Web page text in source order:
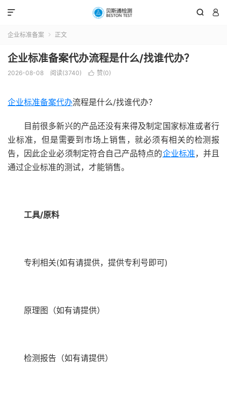
 

企业标准备案  正文
企业标准备案代办流程是什么/找谁代办？
2026-08-08 阅读(3740)  赞(0)
企业标准备案代办流程是什么/找谁代办？
目前很多新兴的产品还没有来得及制定国家标准或者行
业标准，但是需要到市场上销售，就必须有相关的检测报
告，因此企业必须制定符合自己产品特点的企业标准，并且
通过企业标准的测试，才能销售。
工具/原料
专利相关(如有请提供，提供专利号即可)
原理图（如有请提供）
检测报告（如有请提供）